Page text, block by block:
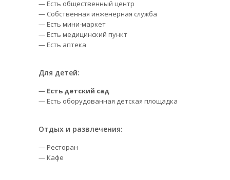
— Есть общественный центр
— Собственная инженерная служба
— Есть мини-маркет
— Есть медицинский пункт
— Есть аптека
Для детей:
— Есть детский сад
— Есть оборудованная детская площадка
Отдых и развлечения:
— Ресторан
— Кафе